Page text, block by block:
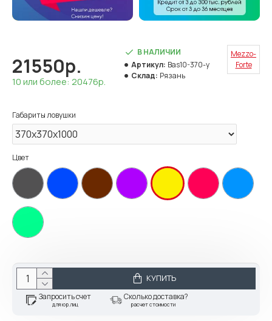
21550р.
10 или более: 20476р.
В НАЛИЧИИ
Артикул: Bas10-370-y
Склад: Рязань
Mezzo-
Forte
Габариты ловушки
Цвет
КУПИТЬ
Запросить счет
для юр.лиц
Сколько доставка?
расчет стоимости